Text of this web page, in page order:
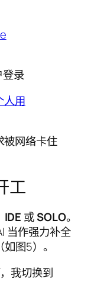
录
被网络卡住
工
IDE 或SOLO。
当作强力补全
如图5）。
我切换到